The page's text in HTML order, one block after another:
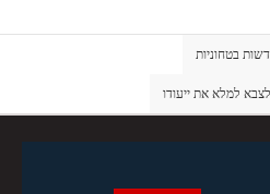
בטחוניות
למלא את ייעודו